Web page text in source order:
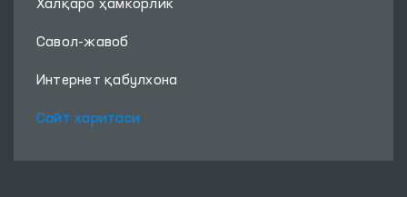
Халқаро ҳамкорлик
Савол-жавоб
Интернет қабулхона
Сайт харитаси